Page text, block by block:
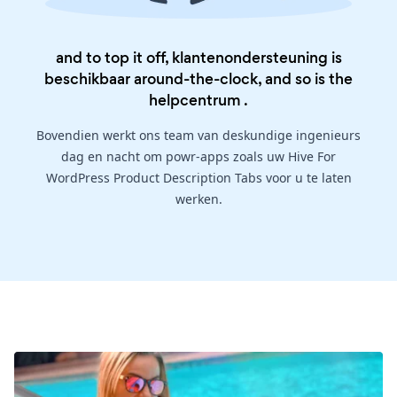
and to top it off, klantenondersteuning is
beschikbaar around-the-clock, and so is the
helpcentrum .
Bovendien werkt ons team van deskundige ingenieurs
dag en nacht om powr-apps zoals uw Hive For
WordPress Product Description Tabs voor u te laten
werken.